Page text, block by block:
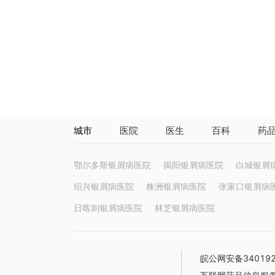
城市 医院 医生 百科 药
鄂尔多斯银屑病医院 揭阳银屑病医院 白城银屑
绍兴银屑病医院 株洲银屑病医院 张家口银屑病
日喀则银屑病医院 林芝银屑病医院
皖公网安备